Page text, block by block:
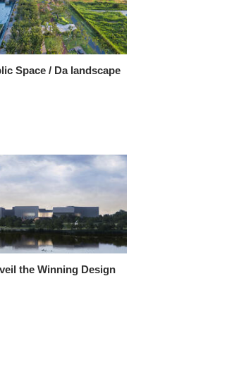
Space / Da landscape
the Winning Design